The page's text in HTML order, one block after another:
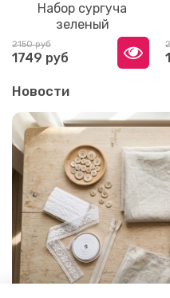
Набор сургуча
зеленый
2150 руб
1749 руб
Новости